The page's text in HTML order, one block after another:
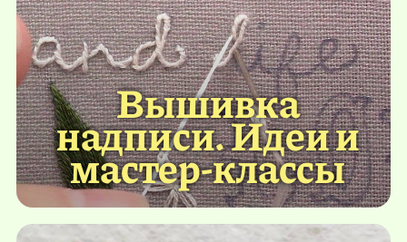
Вышивка
надписи. Идеи и
мастер-классы